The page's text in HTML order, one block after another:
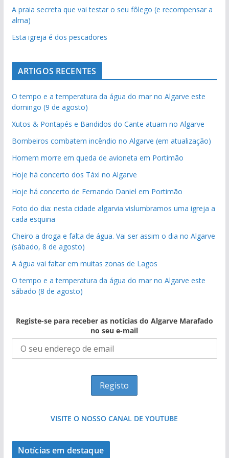
A praia secreta que vai testar o seu fôlego (e recompensar a
alma)
Esta igreja é dos pescadores
ARTIGOS RECENTES
O tempo e a temperatura da água do mar no Algarve este
domingo (9 de agosto)
Xutos & Pontapés e Bandidos do Cante atuam no Algarve
Bombeiros combatem incêndio no Algarve (em atualização)
Homem morre em queda de avioneta em Portimão
Hoje há concerto dos Táxi no Algarve
Hoje há concerto de Fernando Daniel em Portimão
Foto do dia: nesta cidade algarvia vislumbramos uma igreja a
cada esquina
Cheiro a droga e falta de água. Vai ser assim o dia no Algarve
(sábado, 8 de agosto)
A água vai faltar em muitas zonas de Lagos
O tempo e a temperatura da água do mar no Algarve este
sábado (8 de agosto)
Registe-se para receber as notícias do Algarve Marafado
no seu e-mail
VISITE O NOSSO CANAL DE YOUTUBE
Notícias em destaque